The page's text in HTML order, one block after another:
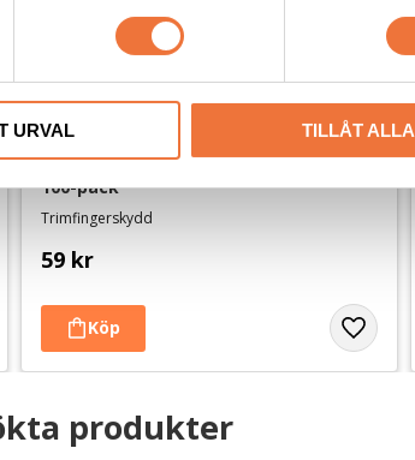
URVAL TILLÅT ALLA
100-pack
Trimfingerskydd
59 kr
produkter